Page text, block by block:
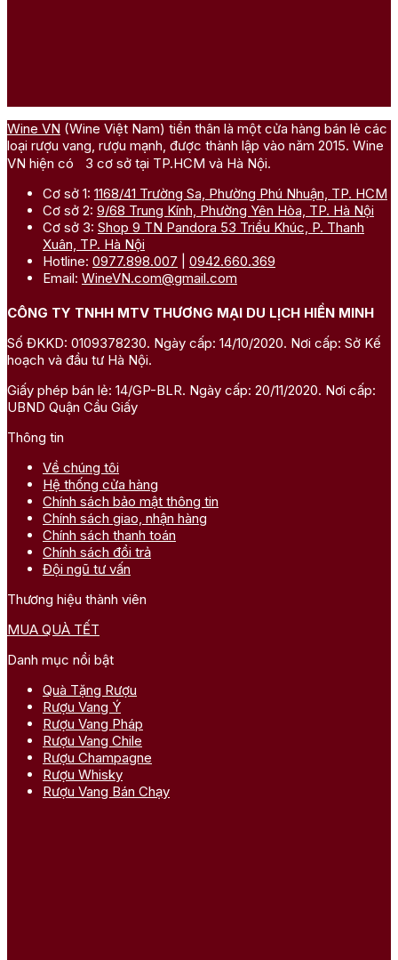
Wine VN (Wine Việt Nam) tiền thân là một cửa hàng bán lẻ các
loại rượu vang, rượu mạnh, được thành lập vào năm 2015. Wine
VN hiện có 3 cơ sở tại TP.HCM và Hà Nội.
Cơ sở 1: 1168/41 Trường Sa, Phường Phú Nhuận, TP. HCM
Cơ sở 2: 9/68 Trung Kính, Phường Yên Hòa, TP. Hà Nội
Cơ sở 3: Shop 9 TN Pandora 53 Triều Khúc, P. Thanh
Xuân, TP. Hà Nội
Hotline: 0977.898.007
0942.660.369
Email: WineVN.com@gmail.com
CÔNG TY TNHH MTV THƯƠNG MẠI DU LỊCH HIỀN MINH
Số ĐKKD: 0109378230. Ngày cấp: 14/10/2020. Nơi cấp: Sở Kế
hoạch và đầu tư Hà Nội.
Giấy phép bán lẻ: 14/GP-BLR. Ngày cấp: 20/11/2020. Nơi cấp:
UBND Quận Cầu Giấy
Thông tin
Về chúng tôi
Hệ thống cửa hàng
Chính sách bảo mật thông tin
Chính sách giao, nhận hàng
Chính sách thanh toán
Chính sách đổi trả
Đội ngũ tư vấn
Thương hiệu thành viên
MUA QUÀ TẾT
Danh mục nổi bật
Quà Tặng Rượu
Rượu Vang Ý
Rượu Vang Pháp
Rượu Vang Chile
Rượu Champagne
Rượu Whisky
Rượu Vang Bán Chạy